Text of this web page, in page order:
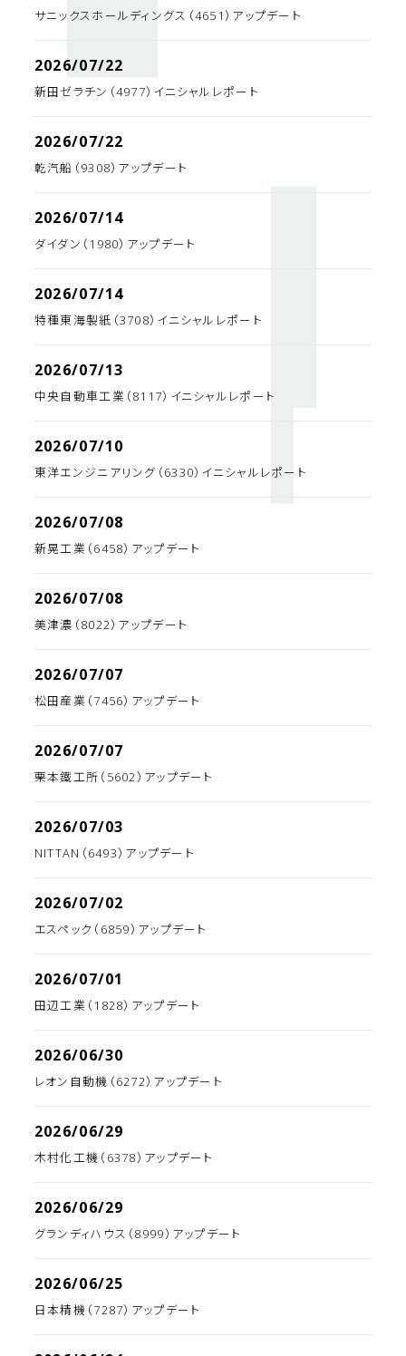
サニックスホールディングス（4651）アップデート
2026/07/22
新田ゼラチン（4977）イニシャルレポート
2026/07/22
乾汽船（9308）アップデート
2026/07/14
ダイダン（1980）アップデート
2026/07/14
特種東海製紙（3708）イニシャルレポート
2026/07/13
中央自動車工業（8117）イニシャルレポート
2026/07/10
東洋エンジニアリング（6330）イニシャルレポート
2026/07/08
新晃工業（6458）アップデート
2026/07/08
美津濃（8022）アップデート
2026/07/07
松田産業（7456）アップデート
2026/07/07
栗本鐵工所（5602）アップデート
2026/07/03
NITTAN（6493）アップデート
2026/07/02
エスペック（6859）アップデート
2026/07/01
田辺工業（1828）アップデート
2026/06/30
レオン自動機（6272）アップデート
2026/06/29
木村化工機（6378）アップデート
2026/06/29
グランディハウス（8999）アップデート
2026/06/25
日本精機（7287）アップデート